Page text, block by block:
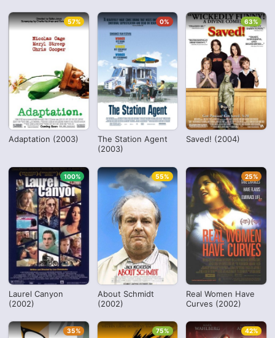
Adaptation (2003)
57%
The Station Agent
(2003)
0%
Saved! (2004)
63%
Laurel Canyon
(2002)
100%
About Schmidt
(2002)
55%
Real Women Have
Curves (2002)
25%
35% 75% 42%